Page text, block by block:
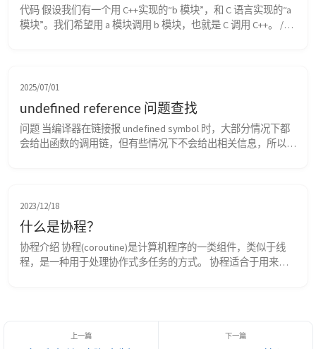
代码 假设我们有一个用 C++实现的“b 模块”，和 C 语言实现的“a
模块”。我们希望用 a 模块调用 b 模块，也就是 C 调用 C++。 //
2025/07/01
undefined reference 问题查找
问题 当编译器在链接报 undefined symbol 时，大部分情况下都
会给出函数的调用链，但有些情况下不会给出相关信息，所以需
2023/12/18
什么是协程？
协程介绍 协程(coroutine)是计算机程序的一类组件，类似于线
程，是一种用于处理协作式多任务的方式。 协程适合于用来实
方式，其依赖于操作系统内核的实现并行...